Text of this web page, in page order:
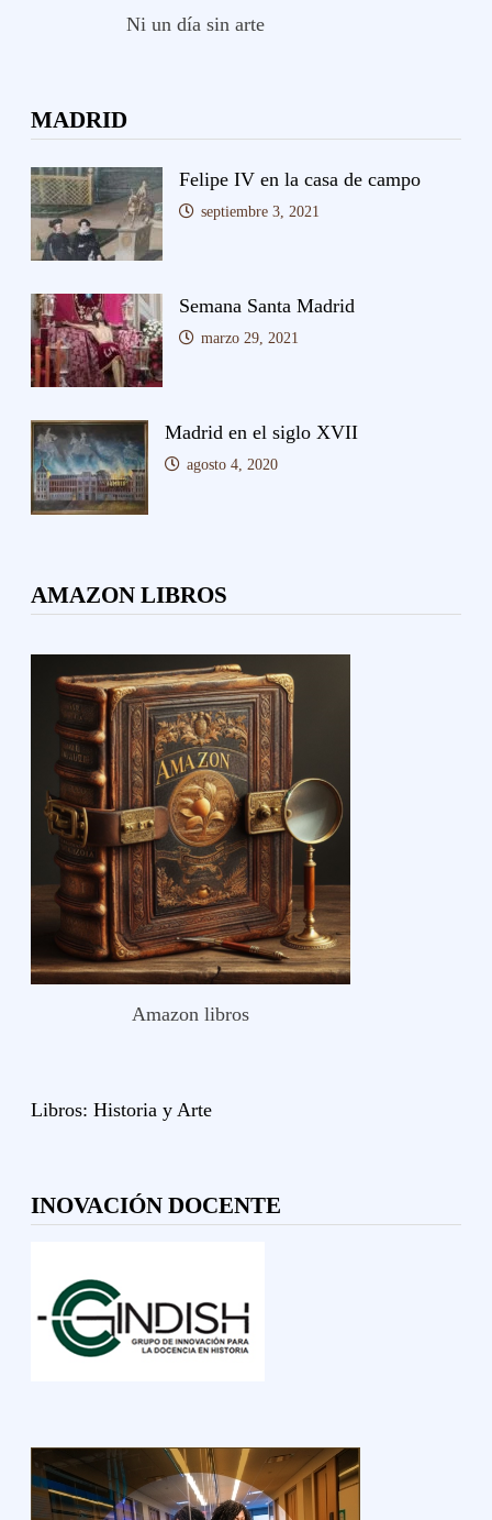
Ni un día sin arte
MADRID
Felipe IV en la casa de campo
septiembre 3, 2021
Semana Santa Madrid
marzo 29, 2021
Madrid en el siglo XVII
agosto 4, 2020
AMAZON LIBROS
Amazon libros
Libros: Historia y Arte
INOVACIÓN DOCENTE